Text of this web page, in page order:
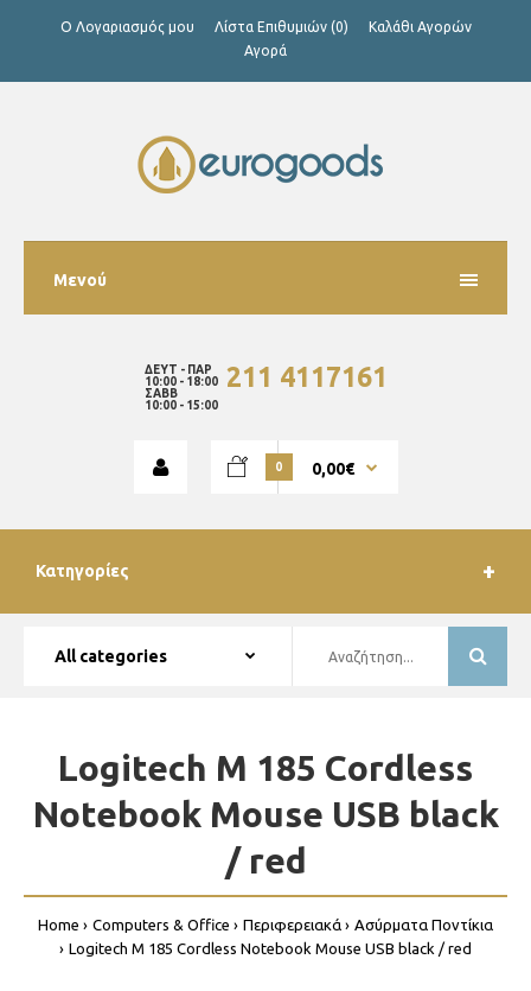
Ο Λογαριασμός μου Λίστα Επιθυμιών (0)
Καλάθι Αγορών
Αγορά
Μενού
ΔΕΥΤ - ΠΑΡ
10:00 - 18:00
ΣΑΒΒ
10:00 - 15:00
211 4117161
0 0,00€
Κατηγορίες
Logitech M 185 Cordless
Notebook Mouse USB black
/ red
Home Computers & Office Περιφερειακά
Ασύρματα Ποντίκια
Logitech M 185 Cordless Notebook Mouse USB black / red